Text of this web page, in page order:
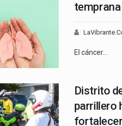
El cáncer…
Distrito
parrillero